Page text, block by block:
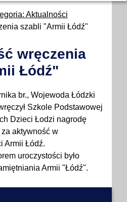
Aktualności
szabli "Armii Łódź"
wręczenia
Łódź"
br., Wojewoda Łódzki
Szkole Podstawowej
Dzieci Łodzi nagrodę
aktywność w
Armii Łódź.
uroczystości było
Armii "Łódź".